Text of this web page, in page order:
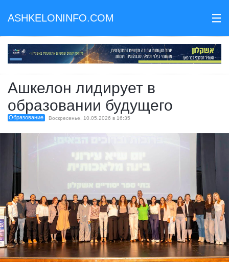
ASHKELONINFO.COM III
Ашкелон лидирует в
образовании будущего
Образование Воскресенье, 10.05.2026 в 16:35